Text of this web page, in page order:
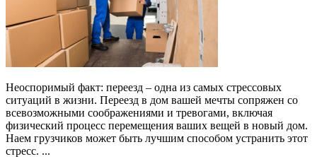
Неоспоримый факт: переезд – одна из самых стрессовых
ситуаций в жизни. Переезд в дом вашей мечты сопряжен со
всевозможными соображениями и тревогами, включая
физический процесс перемещения ваших вещей в новый дом.
Наем грузчиков может быть лучшим способом устранить этот
стресс. ...